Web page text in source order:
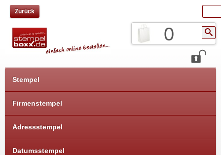
Zurück
0
Stempel
Firmenstempel
Adressstempel
Datumsstempel